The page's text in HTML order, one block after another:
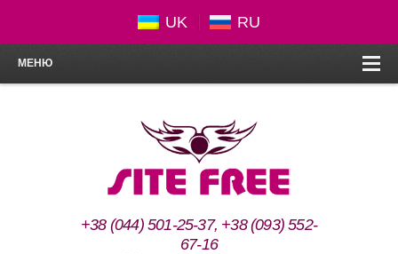
UK RU
+38 (044) 501-25-37, +38 (093) 552-
67-16
МЕНЮ